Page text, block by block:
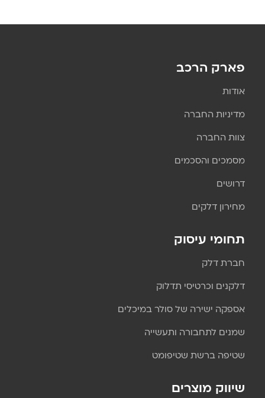
פארק הרכב
אודות
מדיניות החברה
צוות החברה
מסמכים והסכמים
דרושים
מחירון דלקים
תחומי עיסוק
חברת דלק
דלקנים וכרטיסי תדלוק
אספקה ישירה של סולר במיכלים
שמנים לתחבורה ותעשייה
שטיפה ברשת שטיפומט
שיווק מוצרים